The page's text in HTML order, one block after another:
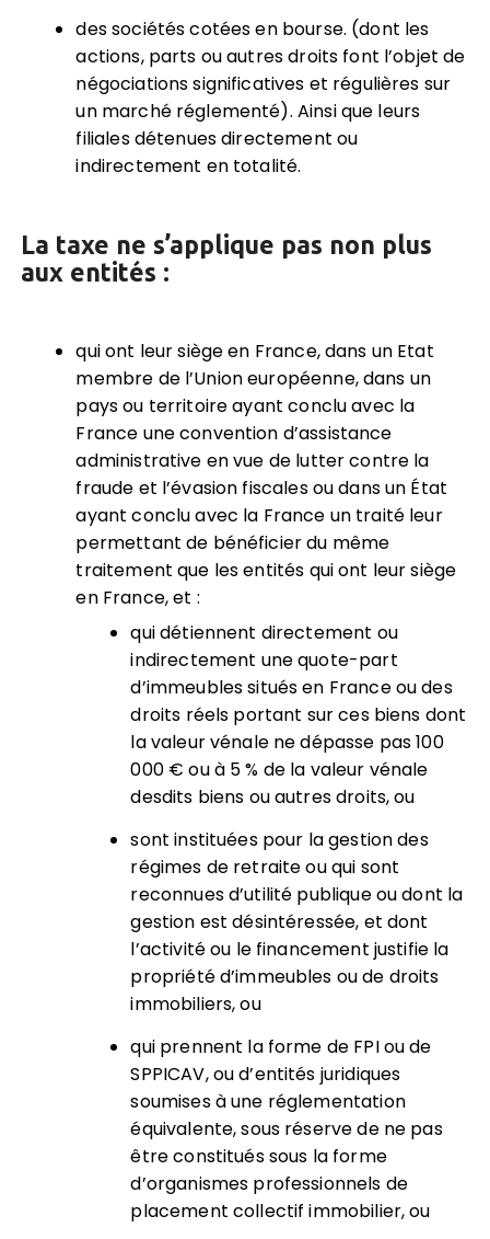
des sociétés cotées en bourse. (dont les
actions, parts ou autres droits font l’objet de
négociations significatives et régulières sur
un marché réglementé). Ainsi que leurs
filiales détenues directement ou
indirectement en totalité.
La taxe ne s’applique pas non plus
aux entités :
qui ont leur siège en France, dans un Etat
membre de l’Union européenne, dans un
pays ou territoire ayant conclu avec la
France une convention d’assistance
administrative en vue de lutter contre la
fraude et l’évasion fiscales ou dans un État
ayant conclu avec la France un traité leur
permettant de bénéficier du même
traitement que les entités qui ont leur siège
en France, et :
qui détiennent directement ou
indirectement une quote-part
d’immeubles situés en France ou des
droits réels portant sur ces biens dont
la valeur vénale ne dépasse pas 100
000 € ou à 5 % de la valeur vénale
desdits biens ou autres droits, ou
sont instituées pour la gestion des
régimes de retraite ou qui sont
reconnues d’utilité publique ou dont la
gestion est désintéressée, et dont
l’activité ou le financement justifie la
propriété d’immeubles ou de droits
immobiliers, ou
qui prennent la forme de FPI ou de
SPPICAV, ou d’entités juridiques
soumises à une réglementation
équivalente, sous réserve de ne pas
être constitués sous la forme
d’organismes professionnels de
placement collectif immobilier, ou